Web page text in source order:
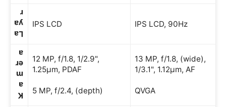
La
ya
r
IPS LCD
IPS LCD, 90Hz
K
a
m
er
a
12 MP, f/1.8, 1/2.9",
1.25μm, PDAF
5 MP, f/2.4, (depth)
13 MP, f/1.8, (wide),
1/3.1", 1.12µm, AF
QVGA